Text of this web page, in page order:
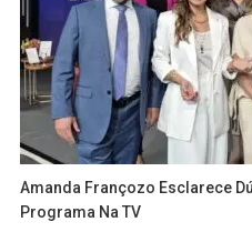
Amanda Françozo Esclarece
Programa Na TV